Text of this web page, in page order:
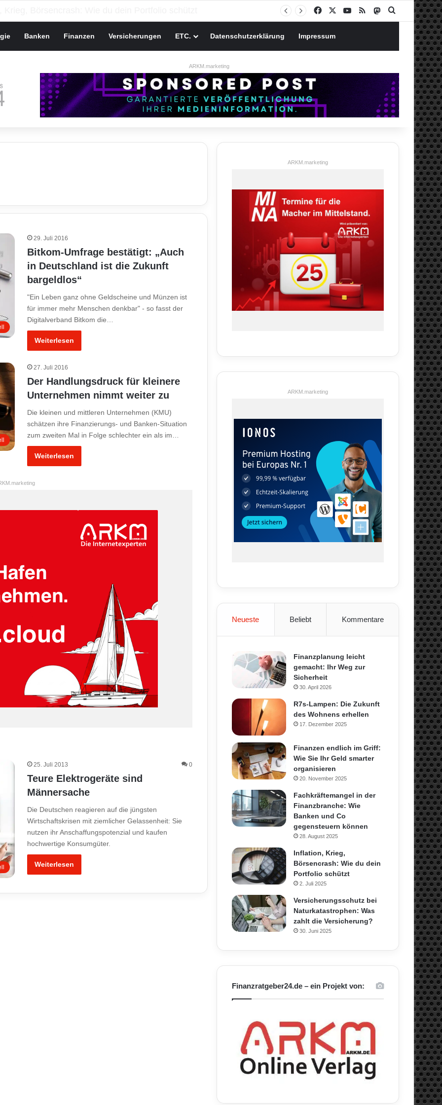
Facebook YouTube
RSS MastodonSuchen nach
Banken Finanzen Versicherungen ETC. Datenschutzerklärung Impressum
ARKM.marketing
29. Juli 2016
Bitkom-Umfrage bestätigt: „Auch
in Deutschland ist die Zukunft
bargeldlos“
"Ein Leben ganz ohne Geldscheine und Münzen ist
für immer mehr Menschen denkbar" - so fasst der
Digitalverband Bitkom die…
Weiterlesen
27. Juli 2016
Der Handlungsdruck für kleinere
Unternehmen nimmt weiter zu
Die kleinen und mittleren Unternehmen (KMU)
schätzen ihre Finanzierungs- und Banken-Situation
zum zweiten Mal in Folge schlechter ein als im…
Weiterlesen
25. Juli 2013 0
Teure Elektrogeräte sind
Männersache
Die Deutschen reagieren auf die jüngsten
Wirtschaftskrisen mit ziemlicher Gelassenheit: Sie
nutzen ihr Anschaffungspotenzial und kaufen
hochwertige Konsumgüter.
Weiterlesen
ARKM.marketing
ARKM.marketing
Neueste Beliebt Kommentare
Finanzplanung leicht
gemacht: Ihr Weg zur
Sicherheit
30. April 2026
R7s-Lampen: Die Zukunft
des Wohnens erhellen
17. Dezember 2025
Finanzen endlich im Griff:
Wie Sie Ihr Geld smarter
organisieren
20. November 2025
Fachkräftemangel in der
Finanzbranche: Wie
Banken und Co
gegensteuern können
28. August 2025
Inflation, Krieg,
Börsencrash: Wie du dein
Portfolio schützt
2. Juli 2025
Versicherungsschutz bei
Naturkatastrophen: Was
zahlt die Versicherung?
30. Juni 2025
Finanzratgeber24.de – ein Projekt von: